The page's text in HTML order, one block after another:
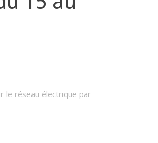
le réseau électrique par